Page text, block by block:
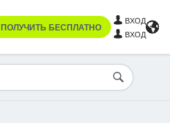
ПОЛУЧИТЬ БЕСПЛАТНО
ВХОД
ВХОД